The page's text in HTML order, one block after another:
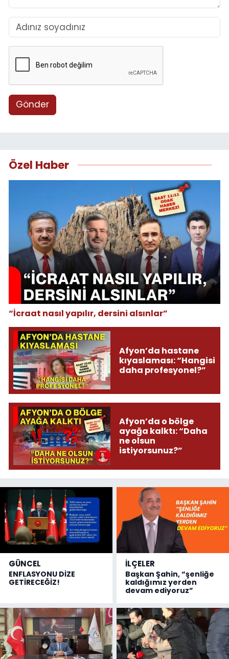
Gönder
Özel Haber
“İcraat nasıl yapılır, dersini alsınlar”
Afyon’da hastane
kıyaslaması: “Hangisi
daha profesyonel?”
Afyon’da o bölge
ayağa kalktı: “Daha
ne olsun
istiyorsunuz?”
GÜNCEL
ENFLASYONU DİZE
GETİRECEĞİZ!
İLÇELER
Başkan Şahin, “şenliğe
kaldığımız yerden
devam ediyoruz”